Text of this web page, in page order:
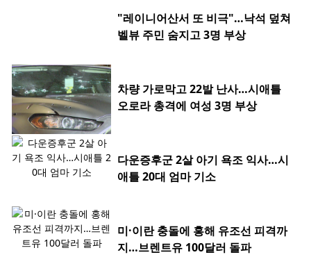
"레이니어산서 또 비극"…낙석 덮쳐
벨뷰 주민 숨지고 3명 부상
차량 가로막고 22발 난사…시애틀
오로라 총격에 여성 3명 부상
다운증후군 2살 아기 욕조 익사…시
애틀 20대 엄마 기소
미·이란 충돌에 홍해 유조선 피격까
지…브렌트유 100달러 돌파